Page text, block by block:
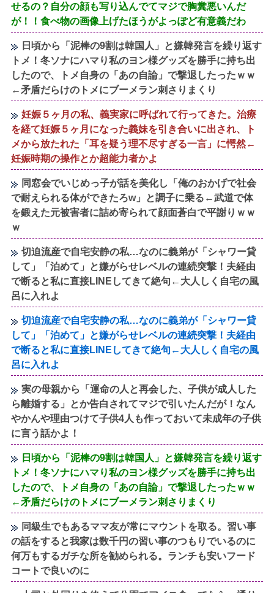
せるの？自分の顔も写り込んでてマジで胸糞悪いんだ
が！！食べ物の画像上げたほうがよっぽど有意義だわ
日頃から「泥棒の9割は韓国人」と嫌韓発言を繰り返す
トメ！冬ソナにハマり私のヨン様グッズを勝手に持ち出
したので、トメ自身の「あの自論」で撃退したったｗｗ
←矛盾だらけのトメにブーメラン刺さりまくり
妊娠５ヶ月の私、義実家に呼ばれて行ってきた。治療
を経て妊娠５ヶ月になった義妹を引き合いに出され、ト
メから放たれた「耳を疑う理不尽すぎる一言」に愕然←
妊娠時期の操作とか超能力者かよ
同窓会でいじめっ子が話を美化し「俺のおかげで社会
で耐えられる体ができたろw」と調子に乗る←武道で体
を鍛えた元被害者に詰め寄られて顔面蒼白で平謝りｗｗ
ｗ
切迫流産で自宅安静の私…なのに義弟が「シャワー貸
して」「泊めて」と嫌がらせレベルの連続突撃！夫経由
で断ると私に直接LINEしてきて絶句←大人しく自宅の風
呂に入れよ
切迫流産で自宅安静の私…なのに義弟が「シャワー貸
して」「泊めて」と嫌がらせレベルの連続突撃！夫経由
で断ると私に直接LINEしてきて絶句←大人しく自宅の風
呂に入れよ
実の母親から「運命の人と再会した、子供が成人した
ら離婚する」とか告白されてマジで引いたんだが！なん
やかんや理由つけて子供4人も作っておいて未成年の子供
に言う話かよ！
日頃から「泥棒の9割は韓国人」と嫌韓発言を繰り返す
トメ！冬ソナにハマり私のヨン様グッズを勝手に持ち出
したので、トメ自身の「あの自論」で撃退したったｗｗ
←矛盾だらけのトメにブーメラン刺さりまくり
同級生でもあるママ友が常にマウントを取る。習い事
の話をすると我家は数千円の習い事のつもりでいるのに
何万もするガチな所を勧められる。ランチも安いフード
コートで良いのに